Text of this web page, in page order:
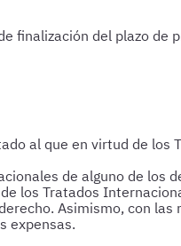
finalización del plazo
al que en virtud de
de alguno de los
los Tratados
Asimismo, con
expensas.